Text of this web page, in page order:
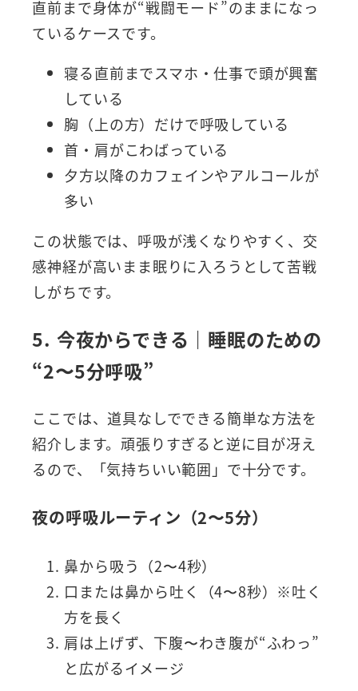
直前まで身体が“戦闘モード”のままになっ
ているケースです。
寝る直前までスマホ・仕事で頭が興奮
している
胸（上の方）だけで呼吸している
首・肩がこわばっている
夕方以降のカフェインやアルコールが
多い
この状態では、呼吸が浅くなりやすく、交
感神経が高いまま眠りに入ろうとして苦戦
しがちです。
5. 今夜からできる｜睡眠のための
“2〜5分呼吸”
ここでは、道具なしでできる簡単な方法を
紹介します。頑張りすぎると逆に目が冴え
るので、「気持ちいい範囲」で十分です。
夜の呼吸ルーティン（2〜5分）
鼻から吸う（2〜4秒）
口または鼻から吐く（4〜8秒）※吐く
方を長く
肩は上げず、下腹〜わき腹が“ふわっ”
と広がるイメージ